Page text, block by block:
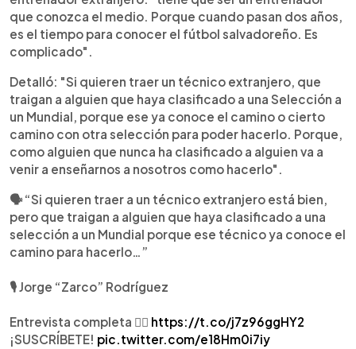
que conozca el medio. Porque cuando pasan dos años,
es el tiempo para conocer el fútbol salvadoreño. Es
complicado".
Detalló: "Si quieren traer un técnico extranjero, que
traigan a alguien que haya clasificado a una Selección a
un Mundial, porque ese ya conoce el camino o cierto
camino con otra selección para poder hacerlo. Porque,
como alguien que nunca ha clasificado a alguien va a
venir a enseñarnos a nosotros como hacerlo".
🗣️ “Si quieren traer a un técnico extranjero está bien,
pero que traigan a alguien que haya clasificado a una
selección a un Mundial porque ese técnico ya conoce el
camino para hacerlo…”
🎙 Jorge “Zarco” Rodríguez
Entrevista completa 👉🏼 https://t.co/j7z96ggHY2
¡SUSCRÍBETE! pic.twitter.com/e18Hm0i7iy